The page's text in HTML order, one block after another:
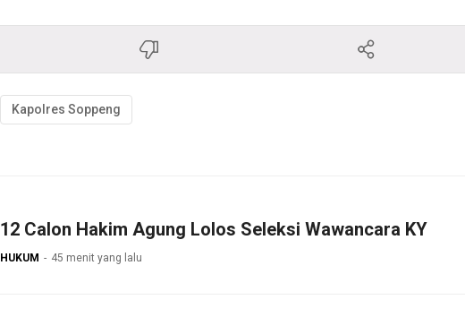
Kapolres Soppeng
12 Calon Hakim Agung Lolos Seleksi Wawancara KY
HUKUM 45 menit yang lalu